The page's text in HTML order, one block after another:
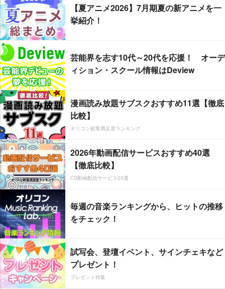
【夏アニメ2026】7月期夏の新アニメを一
挙紹介！
芸能界を志す10代～20代を応援！ オーデ
ィション・スクール情報はDeview
漫画読み放題サブスクおすすめ11選【徹底
比較】
オリコン顧客満足度ランキング
2026年動画配信サービスおすすめ40選
【徹底比較】
CS動画配信サービス20選
毎週の音楽ランキングから、ヒットの推移
をチェック！
試写会、登壇イベント、サインチェキなど
プレゼント！
プレゼント特集